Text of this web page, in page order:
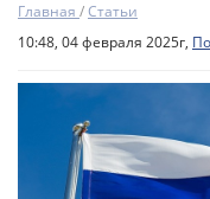
Главная /Статьи
10:48, 04 февраля 2025г,